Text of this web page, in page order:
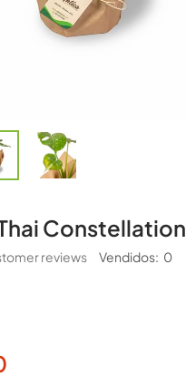
Constellation
reviews Vendidos: 0